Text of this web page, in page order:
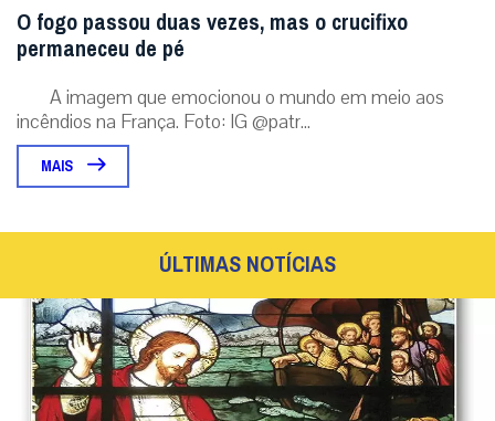
O fogo passou duas vezes, mas o crucifixo
permaneceu de pé
A imagem que emocionou o mundo em meio aos
incêndios na França. Foto: IG @patr...
MAIS
ÚLTIMAS NOTÍCIAS